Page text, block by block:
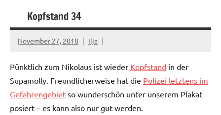
Kopfstand 34
November 27, 2018 Ilja
Pünktlich zum Nikolaus ist wieder Kopfstand in der
Supamolly. Freundlicherweise hat die Polizei letztens im
Gefahrengebiet so wunderschön unter unserem Plakat
posiert – es kann also nur gut werden.